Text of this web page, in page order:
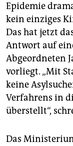
Epidemie
kein einziges
Das hat jetzt
Antwort auf
Abgeordneten
vorliegt. „Mit
keine
Verfahrens in
überstellt“,
Das